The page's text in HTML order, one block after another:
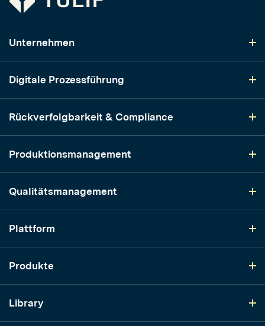
Unternehmen
Digitale Prozessführung
Rückverfolgbarkeit & Compliance
Produktionsmanagement
Qualitätsmanagement
Plattform
Produkte
Library